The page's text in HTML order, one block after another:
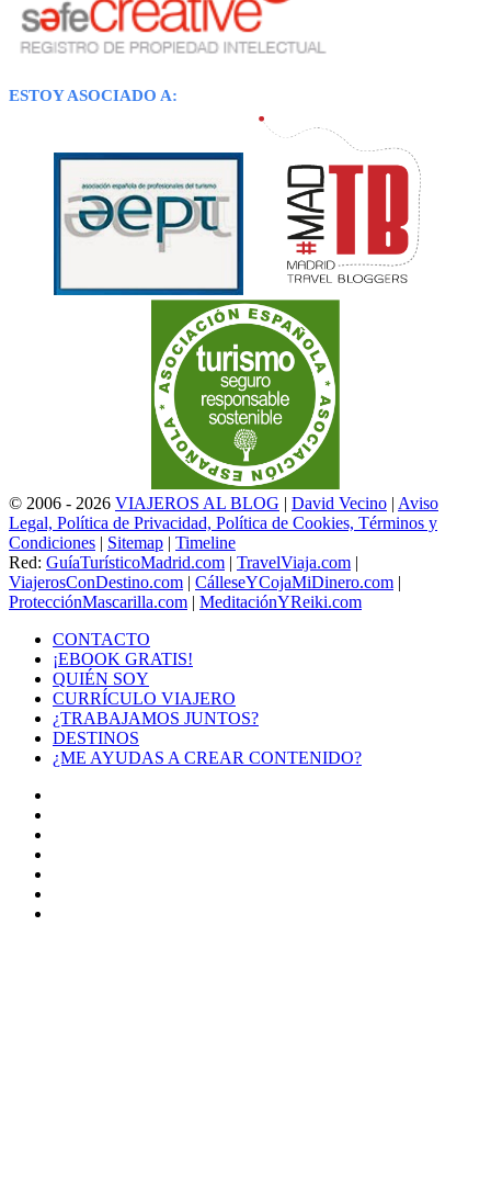
ESTOY ASOCIADO A:
© 2006 - 2026 VIAJEROS AL BLOG | David Vecino | Aviso
Legal, Política de Privacidad, Política de Cookies, Términos y
Condiciones | Sitemap | Timeline
Red: GuíaTurísticoMadrid.com | TravelViaja.com |
ViajerosConDestino.com | CálleseYCojaMiDinero.com |
ProtecciónMascarilla.com | MeditaciónYReiki.com
CONTACTO
¡EBOOK GRATIS!
QUIÉN SOY
CURRÍCULO VIAJERO
¿TRABAJAMOS JUNTOS?
DESTINOS
¿ME AYUDAS A CREAR CONTENIDO?